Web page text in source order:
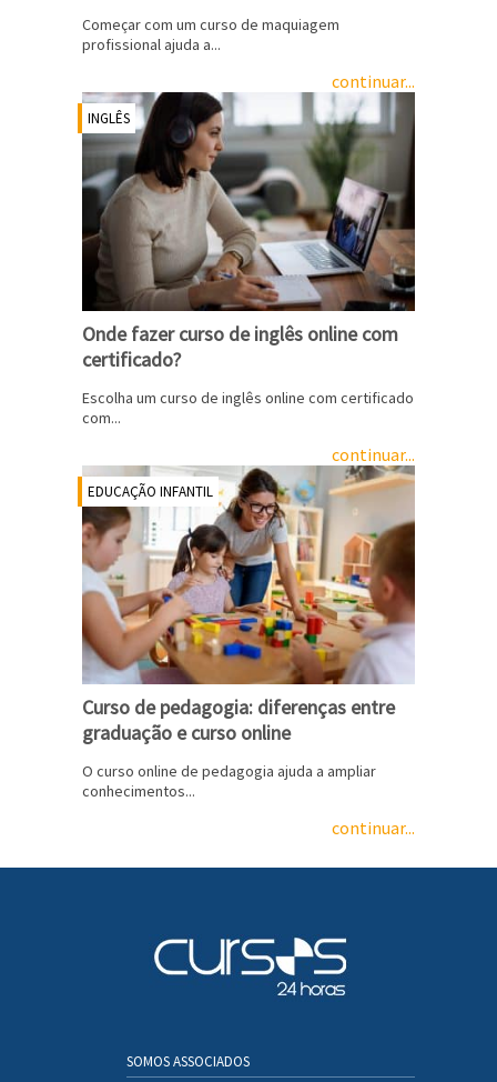
Começar com um curso de maquiagem
profissional ajuda a...
continuar...
INGLÊS
Onde fazer curso de inglês online com
certificado?
Escolha um curso de inglês online com certificado
com...
continuar...
EDUCAÇÃO INFANTIL
Curso de pedagogia: diferenças entre
graduação e curso online
O curso online de pedagogia ajuda a ampliar
conhecimentos...
continuar...
SOMOS ASSOCIADOS